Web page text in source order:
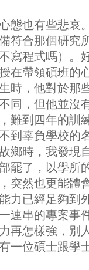
態也有些悲哀
符合那個研究
寫程式嗎）。
在帶領碩班的
時，他對於那
同，但他並沒
難到四年的訓
到辜負學校的
鄉時，我發現
罷了，以學所
突然也更能體
力已經足夠到
連串的專案事
再怎樣強，別
一位碩士跟學